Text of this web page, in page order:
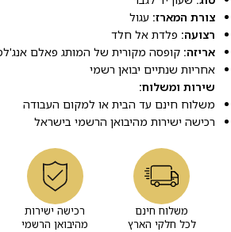
צורת המארז: עגול
רצועה: פלדת אל חלד
אריזה: קופסה מקורית של המותג פאלם
אחריות שנתיים יבואן רשמי
שירות ומשלוח:
משלוח חינם עד הבית או למקום העבודה
רכישה ישירות מהיבואן הרשמי בישראל
משלוח חינם
לכל חלקי הארץ
רכישה ישירות
מהיבואן הרשמי